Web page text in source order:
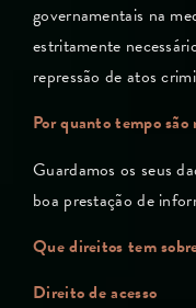
governamentais na
estritamente
repressão de atos
Por quanto tempo são
Guardamos os seus
boa prestação de
Que direitos tem
Direito de acesso